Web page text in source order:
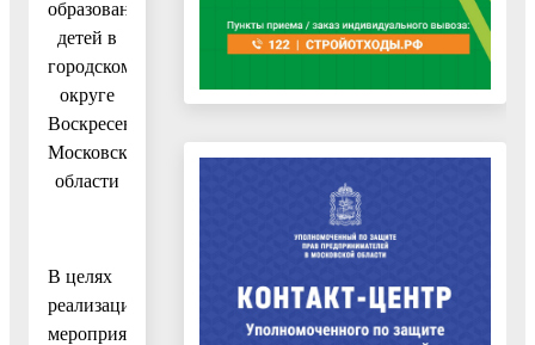
образования
детей в
городском
округе
Воскресенск
Московской
области
В целях
реализации
мероприятий